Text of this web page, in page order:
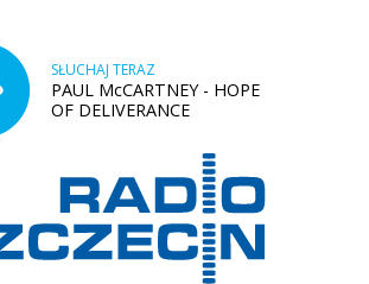
SŁUCHAJ TERAZ
PAUL McCARTNEY - HOPE
OF DELIVERANCE